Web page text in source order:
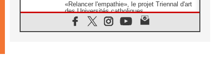
«Relancer l'empathie», le projet Triennal d'art
des Universités catholiques
08.08.2026
Signis 2026, donner la parole aux religieuses